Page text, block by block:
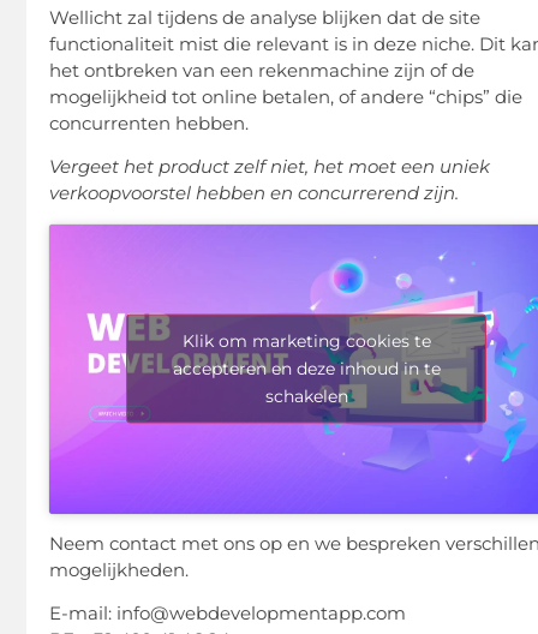
Wellicht zal tijdens de analyse blijken dat de site
functionaliteit mist die relevant is in deze niche. Dit
het ontbreken van een rekenmachine zijn of de
mogelijkheid tot online betalen, of andere “chips” die
concurrenten hebben.
Vergeet het product zelf niet, het moet een uniek
verkoopvoorstel hebben en concurrerend zijn.
Klik om marketing cookies te
accepteren en deze inhoud in te
schakelen
Neem contact met ons op en we bespreken
mogelijkheden.
E-mail: info@webdevelopmentapp.com